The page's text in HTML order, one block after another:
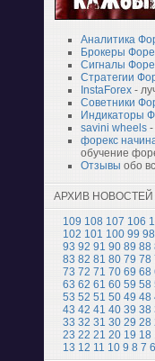
Аналитика
Брокеры
Сигналы
Стратегии
InstaForex -
Советники
Индикаторы
savini wheels
форекс
обучение
Отзывы обо
АРХИВ НОВОСТЕЙ
109 108 107 106
102 101 100 99 98
93 92 91 90 89 88
83 82 81 80 79 78
73 72 71 70 69 68
63 62 61 60 59 58
53 52 51 50 49 48
43 42 41 40 39 38
33 32 31 30 29 28
23 22 21 20 19 18
13 12 11 10 9 8 7 6